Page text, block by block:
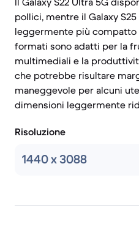
pollici, mentre il Galaxy
leggermente più compatto
formati sono adatti per la
multimediali e la
che potrebbe risultare
maneggevole per alcuni
dimensioni leggermente
Risoluzione
1440 x 3088